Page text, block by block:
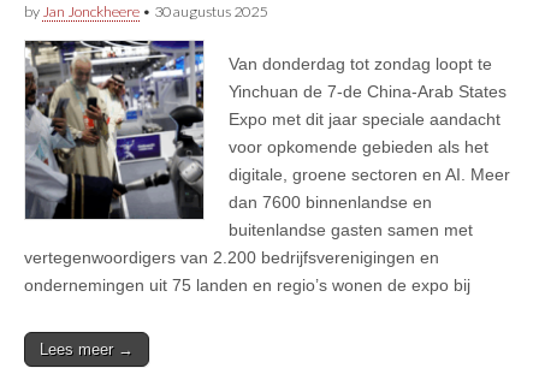
by Jan Jonckheere • 30 augustus 2025
Van donderdag tot zondag loopt te
Yinchuan de 7-de China-Arab States
Expo met dit jaar speciale aandacht
voor opkomende gebieden als het
digitale, groene sectoren en AI. Meer
dan 7600 binnenlandse en
buitenlandse gasten samen met
vertegenwoordigers van 2.200 bedrijfsverenigingen en
ondernemingen uit 75 landen en regio’s wonen de expo bij
Lees meer →